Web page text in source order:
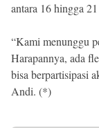
antara 16 hingga
“Kami menunggu
Harapannya, ada
bisa berpartisipasi
Andi. (*)